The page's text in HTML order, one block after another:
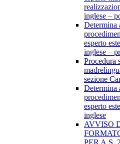
inglese –
Determina
esperto
inglese –
Procedura
sezione
Determina
esperto
inglese
AVVISO
PER A.S.